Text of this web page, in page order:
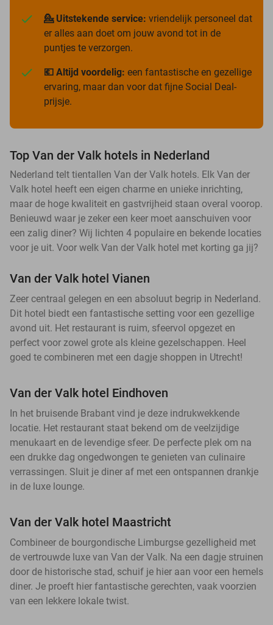
💁 Uitstekende service: vriendelijk personeel dat
er alles aan doet om jouw avond tot in de
puntjes te verzorgen.
💶 Altijd voordelig: een fantastische en gezellige
ervaring, maar dan voor dat fijne Social Deal-
prijsje.
Top Van der Valk hotels in Nederland
Nederland telt tientallen Van der Valk hotels. Elk Van der
Valk hotel heeft een eigen charme en unieke inrichting,
maar de hoge kwaliteit en gastvrijheid staan overal voorop.
Benieuwd waar je zeker een keer moet aanschuiven voor
een zalig diner? Wij lichten 4 populaire en bekende locaties
voor je uit. Voor welk Van der Valk hotel met korting ga jij?
Van der Valk hotel Vianen
Zeer centraal gelegen en een absoluut begrip in Nederland.
Dit hotel biedt een fantastische setting voor een gezellige
avond uit. Het restaurant is ruim, sfeervol opgezet en
perfect voor zowel grote als kleine gezelschappen. Heel
goed te combineren met een dagje shoppen in Utrecht!
Van der Valk hotel Eindhoven
In het bruisende Brabant vind je deze indrukwekkende
locatie. Het restaurant staat bekend om de veelzijdige
menukaart en de levendige sfeer. De perfecte plek om na
een drukke dag ongedwongen te genieten van culinaire
verrassingen. Sluit je diner af met een ontspannen drankje
in de luxe lounge.
Van der Valk hotel Maastricht
Combineer de bourgondische Limburgse gezelligheid met
de vertrouwde luxe van Van der Valk. Na een dagje struinen
door de historische stad, schuif je hier aan voor een hemels
diner. Je proeft hier fantastische gerechten, vaak voorzien
van een lekkere lokale twist.